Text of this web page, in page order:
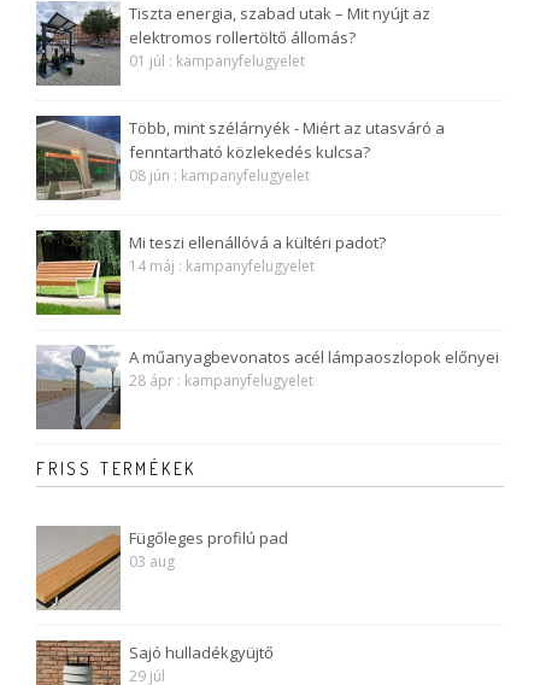
Tiszta energia, szabad utak – Mit nyújt az
elektromos rollertöltő állomás?
01 júl : kampanyfelugyelet
Több, mint szélárnyék - Miért az utasváró a
fenntartható közlekedés kulcsa?
08 jún : kampanyfelugyelet
Mi teszi ellenállóvá a kültéri padot?
14 máj : kampanyfelugyelet
A műanyagbevonatos acél lámpaoszlopok előnyei
28 ápr : kampanyfelugyelet
FRISS TERMÉKEK
Fügőleges profilú pad
03 aug
Sajó hulladékgyüjtő
29 júl